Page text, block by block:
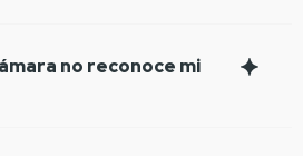
no reconoce mi